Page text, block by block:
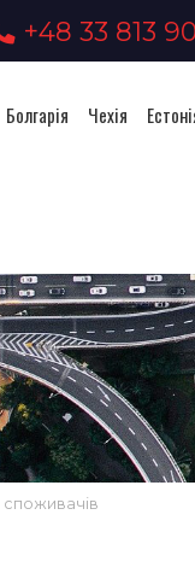
+48 33 813
Болгарія Чехія